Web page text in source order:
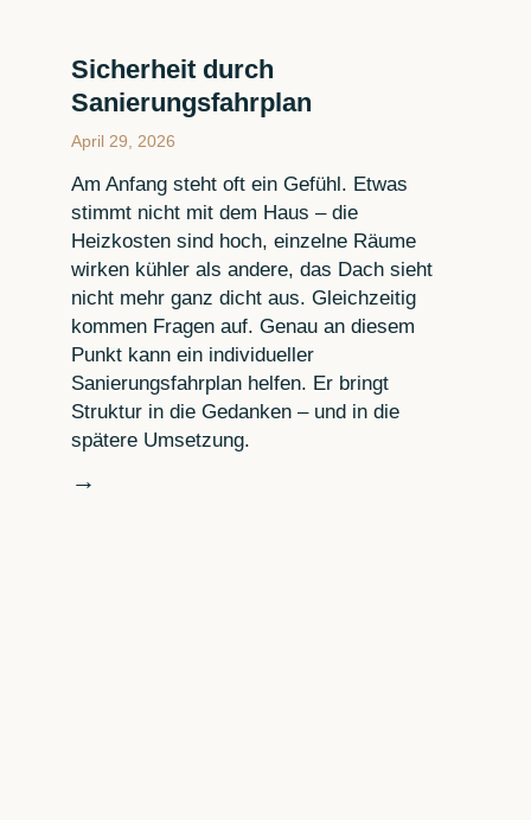
Sicherheit durch
Sanierungsfahrplan
April 29, 2026
Am Anfang steht oft ein Gefühl. Etwas
stimmt nicht mit dem Haus – die
Heizkosten sind hoch, einzelne Räume
wirken kühler als andere, das Dach sieht
nicht mehr ganz dicht aus. Gleichzeitig
kommen Fragen auf. Genau an diesem
Punkt kann ein individueller
Sanierungsfahrplan helfen. Er bringt
Struktur in die Gedanken – und in die
spätere Umsetzung.
→